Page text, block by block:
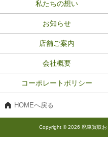
私たちの想い
お知らせ
店舗ご案内
会社概要
コーポレートポリシー
HOMEへ戻る
Copyright © 2026 廃車買取お